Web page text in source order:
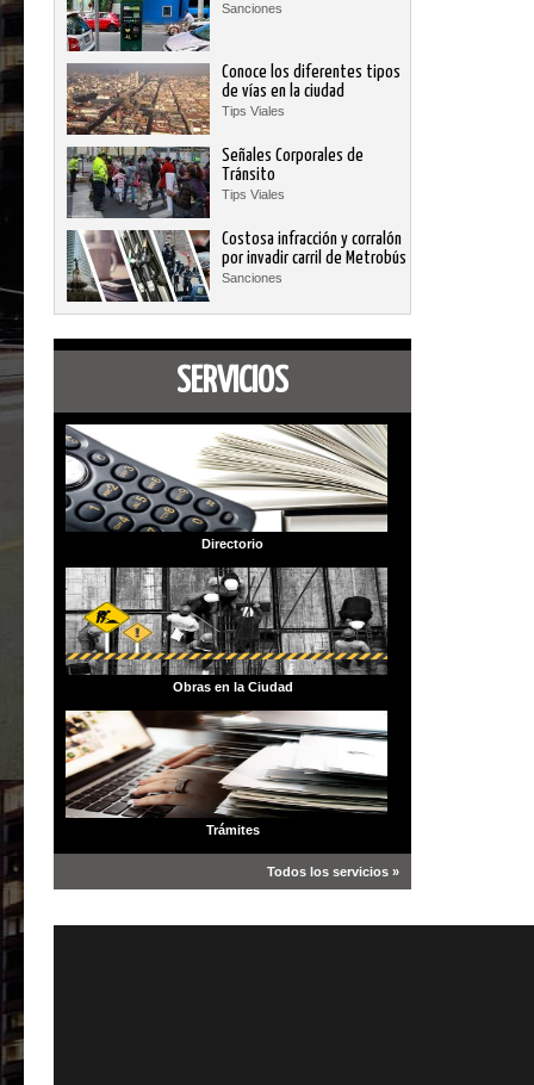
Sanciones
Conoce los diferentes tipos
de vías en la ciudad
Tips Viales
Señales Corporales de
Tránsito
Tips Viales
Costosa infracción y corralón
por invadir carril de Metrobús
Sanciones
SERVICIOS
Directorio
Obras en la Ciudad
Trámites
Todos los servicios »